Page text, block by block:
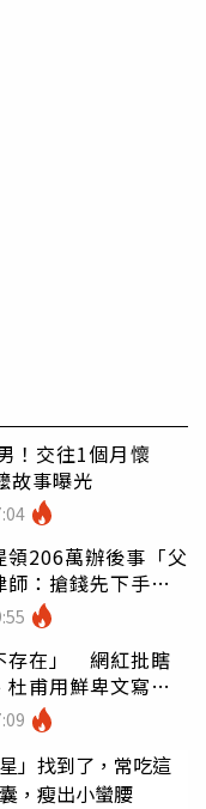
！交往1個月懷
事曝光
領206萬辦後事「父
：搶錢先下手是
存在」 網紅批瞎
甫用鮮卑文寫
」找到了，常吃這
，瘦出小蠻腰